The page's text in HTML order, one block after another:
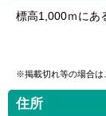
標高1,000ｍにあ
※掲載切れ等の場合は
住所